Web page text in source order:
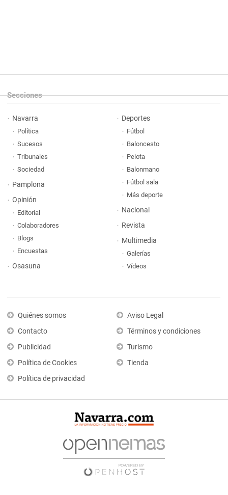
Secciones
Navarra
Política
Sucesos
Tribunales
Sociedad
Pamplona
Opinión
Editorial
Colaboradores
Blogs
Encuestas
Osasuna
Deportes
Fútbol
Baloncesto
Pelota
Balonmano
Fútbol sala
Más deporte
Nacional
Revista
Multimedia
Galerías
Vídeos
Quiénes somos
Contacto
Publicidad
Política de Cookies
Política de privacidad
Aviso Legal
Términos y condiciones
Turismo
Tienda